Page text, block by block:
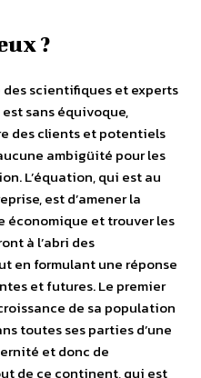
?
scientifiques et experts
sans équivoque,
des clients et potentiels
ambigüité pour les
L’équation, qui est au
est d’amener la
économique et trouver les
à l’abri des
en formulant une réponse
et futures. Le premier
de sa population
toutes ses parties d’une
et donc de
de ce continent, qui est